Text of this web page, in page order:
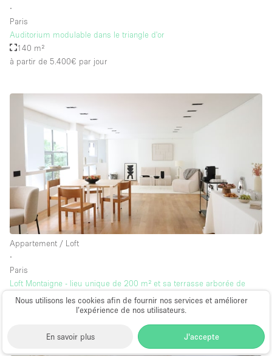
Nous utilisons les cookies afin de fournir nos services et améliorer
l’expérience de nos utilisateurs.
En savoir plus J'accepte
∙
Paris
Auditorium modulable dans le triangle d'or
140 m²
à partir de 5.400€ par jour
Appartement / Loft
∙
Paris
Loft Montaigne - lieu unique de 200 m² et sa terrasse arborée de
60m²